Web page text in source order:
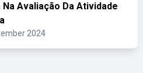
Na Avaliação Da Atividade
2024